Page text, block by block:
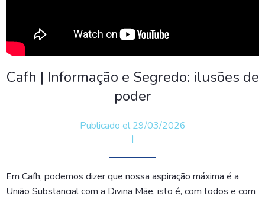
Cafh | Informação e Segredo: ilusões de
poder
Publicado el 29/03/2026
|
Em Cafh, podemos dizer que nossa aspiração máxima é a
União Substancial com a Divina Mãe, isto é, com todos e com